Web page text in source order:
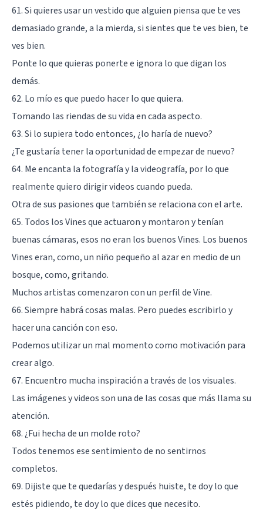
61. Si quieres usar un vestido que alguien piensa que te ves
demasiado grande, a la mierda, si sientes que te ves bien, te
ves bien.
Ponte lo que quieras ponerte e ignora lo que digan los
demás.
62. Lo mío es que puedo hacer lo que quiera.
Tomando las riendas de su vida en cada aspecto.
63. Si lo supiera todo entonces, ¿lo haría de nuevo?
¿Te gustaría tener la oportunidad de empezar de nuevo?
64. Me encanta la fotografía y la videografía, por lo que
realmente quiero dirigir videos cuando pueda.
Otra de sus pasiones que también se relaciona con el arte.
65. Todos los Vines que actuaron y montaron y tenían
buenas cámaras, esos no eran los buenos Vines. Los buenos
Vines eran, como, un niño pequeño al azar en medio de un
bosque, como, gritando.
Muchos artistas comenzaron con un perfil de Vine.
66. Siempre habrá cosas malas. Pero puedes escribirlo y
hacer una canción con eso.
Podemos utilizar un mal momento como motivación para
crear algo.
67. Encuentro mucha inspiración a través de los visuales.
Las imágenes y videos son una de las cosas que más llama su
atención.
68. ¿Fui hecha de un molde roto?
Todos tenemos ese sentimiento de no sentirnos
completos.
69. Dijiste que te quedarías y después huiste, te doy lo que
estés pidiendo, te doy lo que dices que necesito.